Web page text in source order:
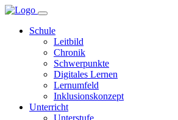
Schule
Leitbild
Chronik
Schwerpunkte
Digitales Lernen
Lernumfeld
Inklusionskonzept
Unterricht
Unterstufe